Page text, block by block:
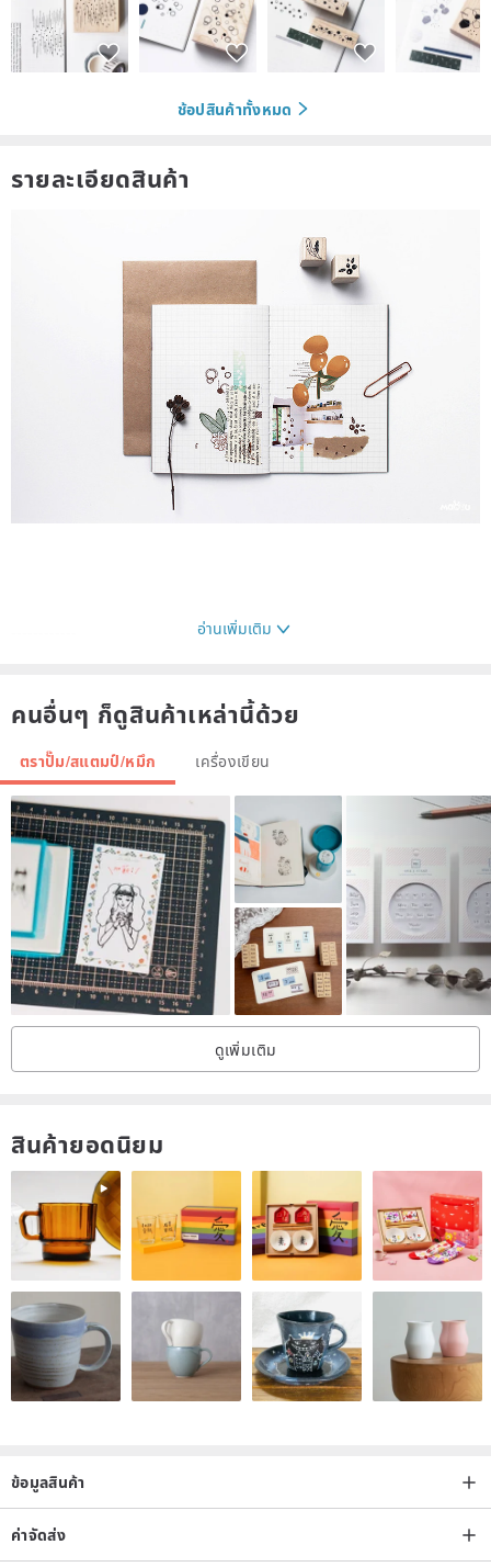
ช้อปสินค้าทั้งหมด
รายละเอียดสินค้า
let you freely stack them into any shape you desire.
------------
อ่านเพิ่มเติม
คนอื่นๆ ก็ดูสินค้าเหล่านี้ด้วย
ตราปั๊ม/สแตมป์/หมึก เครื่องเขียน
ดูเพิ่มเติม
สินค้ายอดนิยม
ข้อมูลสินค้า
ค่าจัดส่ง